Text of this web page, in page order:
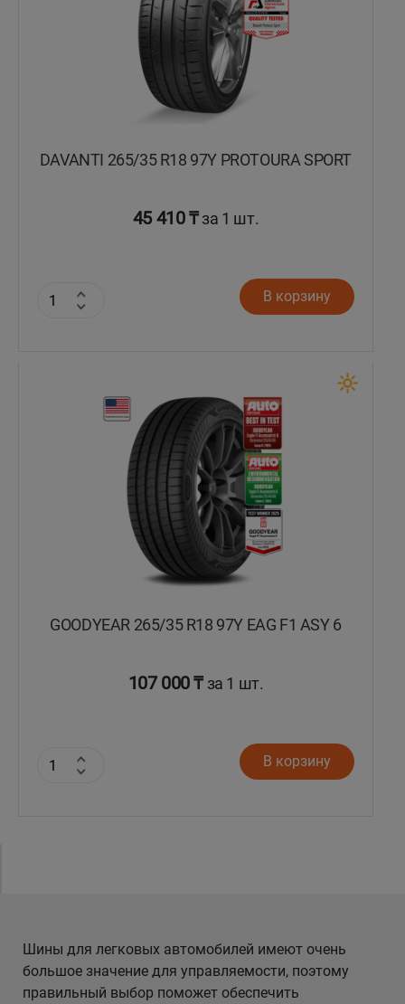
DAVANTI 265/35 R18 97Y PROTOURA SPORT
45 410 ₸за 1 шт.
В корзину
GOODYEAR 265/35 R18 97Y EAG F1 ASY 6
107 000 ₸ за 1 шт.
В корзину
Шины для легковых автомобилей имеют очень
большое значение для управляемости, поэтому
правильный выбор поможет обеспечить